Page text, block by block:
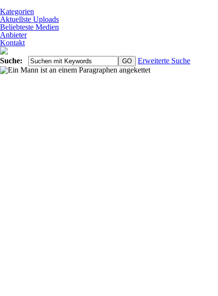
Kategorien
Aktuellste Uploads
Beliebteste Medien
Anbieter
Kontakt
Suche: Erweiterte Suche